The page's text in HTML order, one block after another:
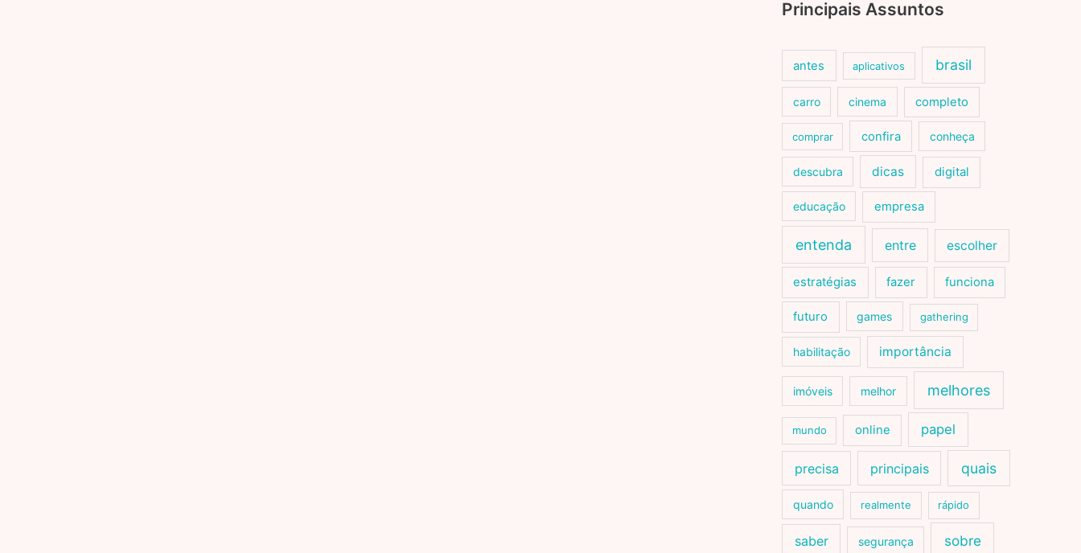
Principais Assuntos
antes aplicativos brasil
carro cinema completo
comprar confira conheça
descubra dicas digital
educação empresa
entenda entre escolher
estratégias fazer funciona
futuro games gathering
habilitação importância
imóveis melhor melhores
mundo online papel
precisa principais quais
quando realmente rápido
saber segurança sobre